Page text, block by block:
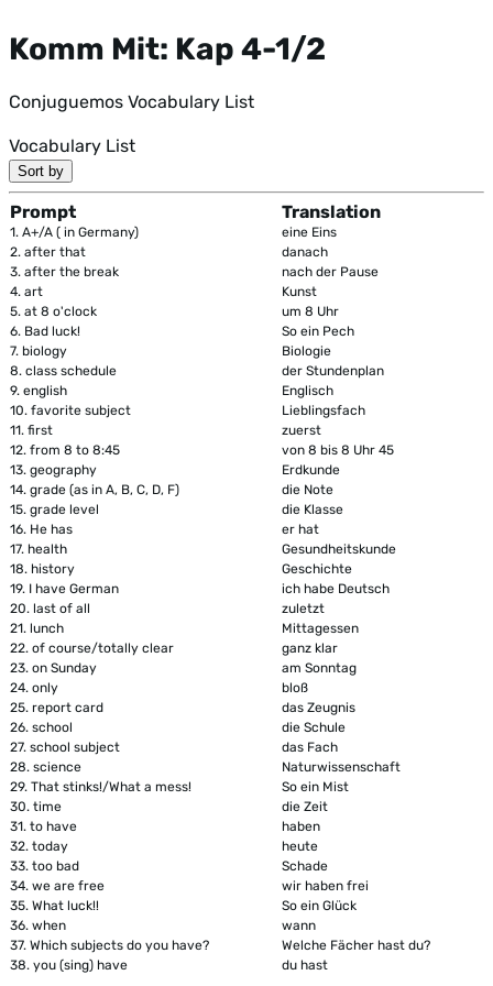
Komm Mit: Kap 4-1/2
Conjuguemos Vocabulary List
Vocabulary List
Sort by
Prompt Translation
1. A+/A ( in Germany)
eine Eins
2. after that
danach
3. after the break
nach der Pause
4. art
Kunst
5. at 8 o'clock
um 8 Uhr
6. Bad luck!
So ein Pech
7. biology
Biologie
8. class schedule
der Stundenplan
9. english
Englisch
10. favorite subject
Lieblingsfach
11. first
zuerst
12. from 8 to 8:45
von 8 bis 8 Uhr 45
13. geography
Erdkunde
14. grade (as in A, B, C, D, F)
die Note
15. grade level
die Klasse
16. He has
er hat
17. health
Gesundheitskunde
18. history
Geschichte
19. I have German
ich habe Deutsch
20. last of all
zuletzt
21. lunch
Mittagessen
22. of course/totally clear
ganz klar
23. on Sunday
am Sonntag
24. only
bloß
25. report card
das Zeugnis
26. school
die Schule
27. school subject
das Fach
28. science
Naturwissenschaft
29. That stinks!/What a mess!
So ein Mist
30. time
die Zeit
31. to have
haben
32. today
heute
33. too bad
Schade
34. we are free
wir haben frei
35. What luck!!
So ein Glück
36. when
wann
37. Which subjects do you have?
Welche Fächer hast du?
38. you (sing) have du hast